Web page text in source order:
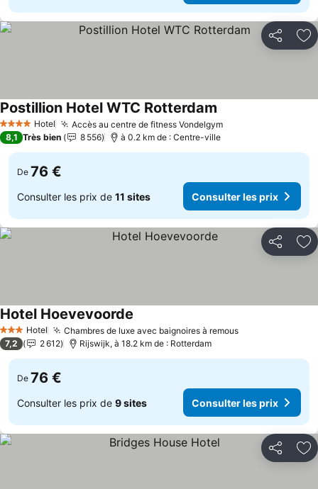
Partager
4 Étoiles Hotel Accès au centre de fitness Vondelgym
Postillion Hotel WTC Rotterdam
8,1 Très bien 8 556 à 0.2 km de : Centre-ville
De 76 €
Consulter les prix de 11 sites Consulter les prix
Partager
3 ÉtoilesHotel Chambres de luxe avec baignoires à remous
Hotel Hoevevoorde
7,2 2 612 Rijswijk, à 18.2 km de : Rotterdam
De 76 €
Consulter les prix de 9 sites Consulter les prix
Partager